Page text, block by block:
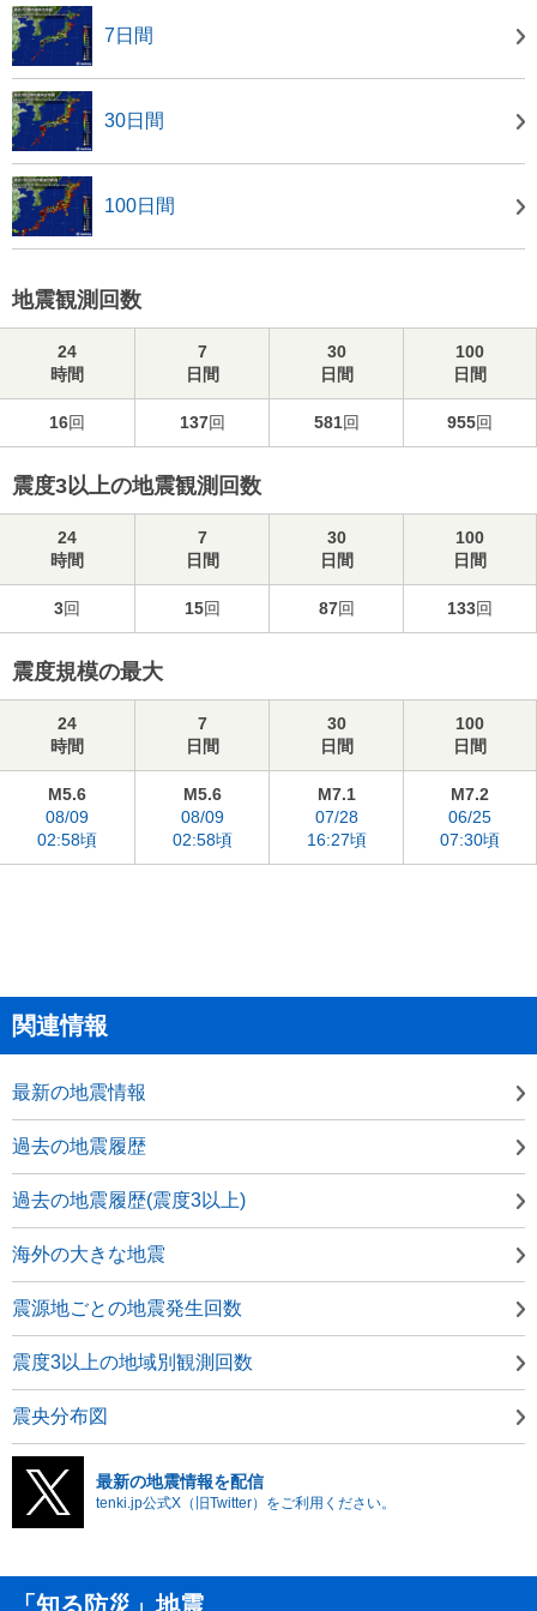
7日間
30日間
100日間
地震観測回数
24
時間
7
日間
30
日間
100
日間
16回 137回 581回 955回
震度3以上の地震観測回数
24
時間
7
日間
30
日間
100
日間
3回 15回 87回 133回
震度規模の最大
24
時間
7
日間
30
日間
100
日間
M5.6
08/09
02:58頃
M5.6
08/09
02:58頃
M7.1
07/28
16:27頃
M7.2
06/25
07:30頃
関連情報
最新の地震情報
過去の地震履歴
過去の地震履歴(震度3以上)
海外の大きな地震
震源地ごとの地震発生回数
震度3以上の地域別観測回数
震央分布図
最新の地震情報を配信
tenki.jp公式X（旧Twitter）をご利用ください。
「知る防災」地震